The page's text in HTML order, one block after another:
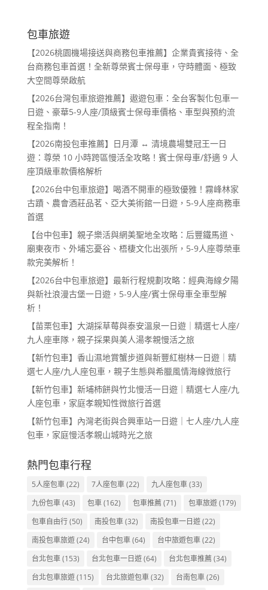
包車旅遊
【2026桃園機場接送與商務包車推薦】企業貴賓接待、全
台商務包車首選！全新尊榮賓士保母車，守時體面、極致
大空間尊榮啟航
【2026台灣包車旅遊推薦】遨遊包車：全台客製化包車一
日遊、豪華5-9人座/頂級賓士保母車價格、車型與預約流
程全指南！
【2026南投包車推薦】日月潭 ↔ 清境農場雙冠王一日
遊：尊榮 10 小時跨區慢活全攻略！賓士保母車/舒適 9 人
座頂級車款價格解析
【2026台中包車旅遊】喝酒不開車的極致優雅！霧峰林家
古蹟、農會酒莊品茗、亞大美術館一日遊，5-9人座商務車
首選
【台中包車】親子樂活與網美聖地全攻略：后豐鐵馬道、
廟東夜市、外埔忘憂谷、梧棲文化出張所，5-9人座尊榮車
款完美解析！
【2026台中包車旅遊】最新行程規劃攻略：經典海線夕陽
與新社浪漫古堡一日遊，5-9人座/賓士保母車全車型解
析！
【苗栗包車】大湖採草莓與泰安溫泉一日遊｜精選七人座/
九人座車隊，親子採果與美人湯孝親慢活之旅
【新竹包車】香山濕地賞蟹步道與新豐紅樹林一日遊｜精
選七人座/九人座包車，親子生態與希臘風情海線微旅行
【新竹包車】新埔柿餅與竹北慢活一日遊｜精選七人座/九
人座包車，家庭孝親知性微旅行首選
【新竹包車】內灣老街與合興車站一日遊｜七人座/九人座
包車，家庭慢活孝親山城時光之旅
熱門包車行程
5人座包車(22) 7人座包車(22) 九人座包車(33)
九份包車(43) 包車(162) 包車推薦(71) 包車旅遊(179)
包車自由行(50) 南投包車(32) 南投包車一日遊(22)
南投包車旅遊(24) 台中包車(64) 台中旅遊包車(22)
台北包車(153) 台北包車一日遊(64) 台北包車推薦(34)
台北包車旅遊(115) 台北旅遊包車(32) 台南包車(26)